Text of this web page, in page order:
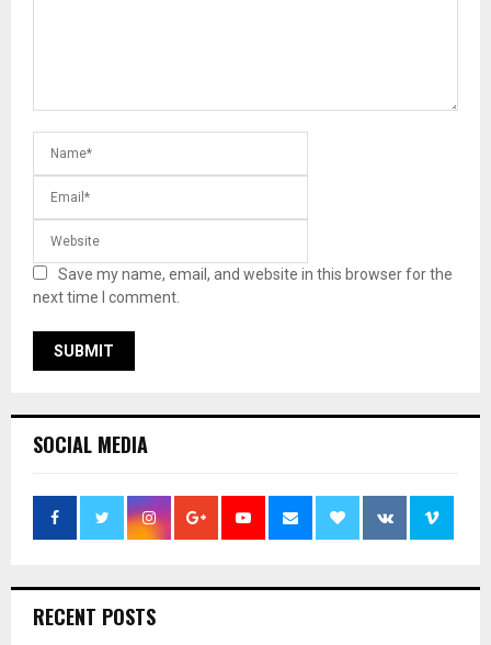
Save my name, email, and website in this browser for the
next time I comment.
SOCIAL MEDIA
RECENT POSTS